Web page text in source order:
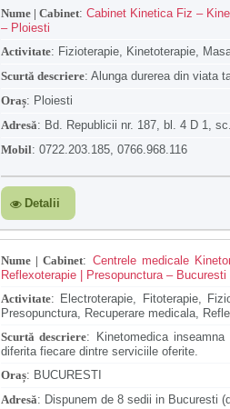
Nume | Cabinet:Cabinet Kinetica Fiz –
– Ploiesti
Activitate: Fizioterapie, Kinetoterapie,
Scurtă descriere: Alunga durerea din viata
Oraș: Ploiesti
Adresă: Bd. Republicii nr. 187, bl. 4 D 1,
Mobil: 0722.203.185, 0766.968.116
Detalii
Nume | Cabinet: Centrele medicale
Reflexoterapie | Presopunctura – Bucuresti
Activitate: Electroterapie, Fitoterapie,
Presopunctura, Recuperare medicala,
Scurtă descriere:
Kinetomedica
diferita fiecare dintre serviciile oferite.
Oraș: BUCURESTI
Adresă: Dispunem de 8 sedii in Bucuresti